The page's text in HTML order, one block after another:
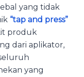
yang tidak
“tap and press”
produk
dari aplikator,
yang